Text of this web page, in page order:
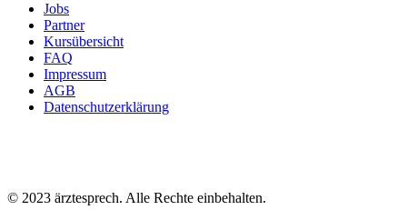
Jobs
Partner
Kursübersicht
FAQ
Impressum
AGB
Datenschutzerklärung
© 2023 ärztesprech. Alle Rechte einbehalten.